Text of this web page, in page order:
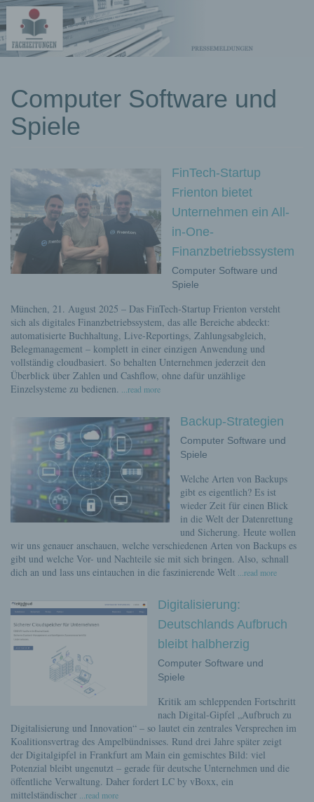
Pressemeldungen
Computer Software und
Spiele
FinTech-Startup
Frienton bietet
Unternehmen ein All-
in-One-
Finanzbetriebssystem
Computer Software und
Spiele
München, 21. August 2025 – Das FinTech-Startup Frienton versteht
sich als digitales Finanzbetriebssystem, das alle Bereiche abdeckt:
automatisierte Buchhaltung, Live-Reportings, Zahlungsabgleich,
Belegmanagement – komplett in einer einzigen Anwendung und
vollständig cloudbasiert. So behalten Unternehmen jederzeit den
Überblick über Zahlen und Cashflow, ohne dafür unzählige
Einzelsysteme zu bedienen. ...read more
Backup-Strategien
Computer Software und
Spiele
Welche Arten von Backups
gibt es eigentlich? Es ist
wieder Zeit für einen Blick
in die Welt der Datenrettung
und Sicherung. Heute wollen
wir uns genauer anschauen, welche verschiedenen Arten von Backups es
gibt und welche Vor- und Nachteile sie mit sich bringen. Also, schnall
dich an und lass uns eintauchen in die faszinierende Welt ...read more
Digitalisierung:
Deutschlands Aufbruch
bleibt halbherzig
Computer Software und
Spiele
Kritik am schleppenden Fortschritt
nach Digital-Gipfel „Aufbruch zu
Digitalisierung und Innovation“ – so lautet ein zentrales Versprechen im
Koalitionsvertrag des Ampelbündnisses. Rund drei Jahre später zeigt
der Digitalgipfel in Frankfurt am Main ein gemischtes Bild: viel
Potenzial bleibt ungenutzt – gerade für deutsche Unternehmen und die
öffentliche Verwaltung. Daher fordert LC by vBoxx, ein
mittelständischer ...read more